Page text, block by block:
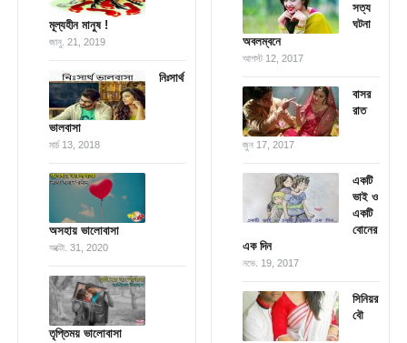
মূল্যহীন মানুষ !
জানু. 21, 2019
নিঃসার্থ
ভালবাসা
মার্চ 13, 2018
অসহায় ভালোবাসা
অক্টো. 31, 2020
তৃপ্তিময় ভালোবাসা
সত্য
ঘটনা
অবলম্বনে
আগস্ট 12, 2017
বাসর
রাত
জুন 17, 2017
একটি
ভাই ও
একটি
বোনের
এক দিন
নভে. 19, 2017
সিনিয়র
বৌ